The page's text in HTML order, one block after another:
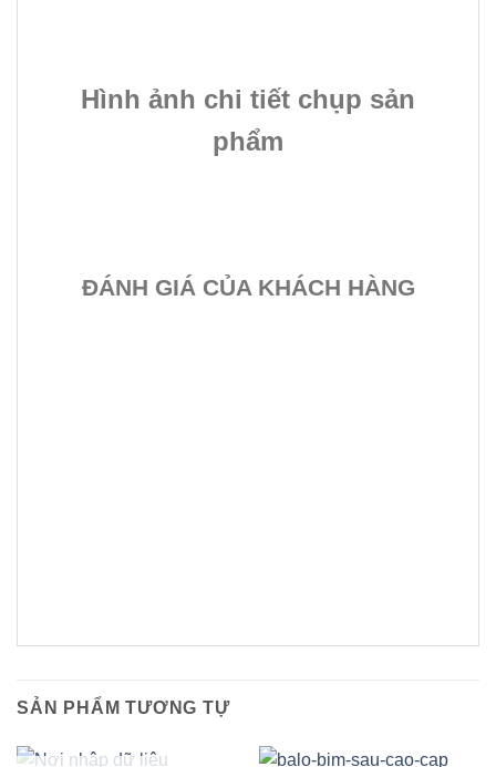
Hình ảnh chi tiết chụp sản
phẩm
ĐÁNH GIÁ CỦA KHÁCH HÀNG
SẢN PHẨM TƯƠNG TỰ